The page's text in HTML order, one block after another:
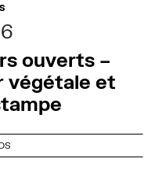
ouverts –
végétale et